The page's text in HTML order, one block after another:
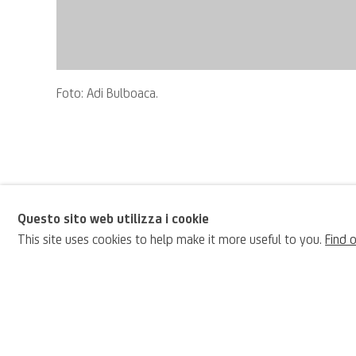
Foto: Adi Bulboaca.
Questo sito web utilizza i cookie
This site uses cookies to help make it more useful to you.Find